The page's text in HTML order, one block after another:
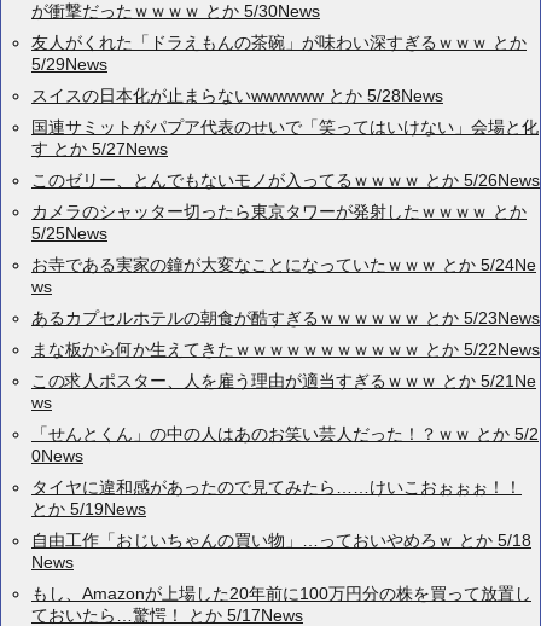
が衝撃だったｗｗｗｗ とか 5/30News
友人がくれた「ドラえもんの茶碗」が味わい深すぎるｗｗｗ とか
5/29News
スイスの日本化が止まらないwwwwww とか 5/28News
国連サミットがパプア代表のせいで「笑ってはいけない」会場と化
す とか 5/27News
このゼリー、とんでもないモノが入ってるｗｗｗｗ とか 5/26News
カメラのシャッター切ったら東京タワーが発射したｗｗｗｗ とか
5/25News
お寺である実家の鐘が大変なことになっていたｗｗｗ とか 5/24Ne
ws
あるカプセルホテルの朝食が酷すぎるｗｗｗｗｗｗ とか 5/23News
まな板から何か生えてきたｗｗｗｗｗｗｗｗｗｗｗ とか 5/22News
この求人ポスター、人を雇う理由が適当すぎるｗｗｗ とか 5/21Ne
ws
「せんとくん」の中の人はあのお笑い芸人だった！？ｗｗ とか 5/2
0News
タイヤに違和感があったので見てみたら……けいこおぉぉぉ！！
とか 5/19News
自由工作「おじいちゃんの買い物」…っておいやめろｗ とか 5/18
News
もし、Amazonが上場した20年前に100万円分の株を買って放置し
ておいたら…驚愕！ とか 5/17News